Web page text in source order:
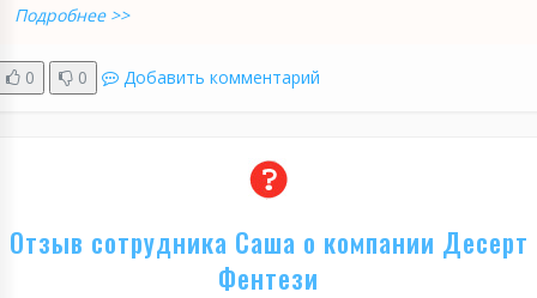
Подробнее >>
0 0 Добавить комментарий
Отзыв сотрудника Саша о компании Десерт
Фентези